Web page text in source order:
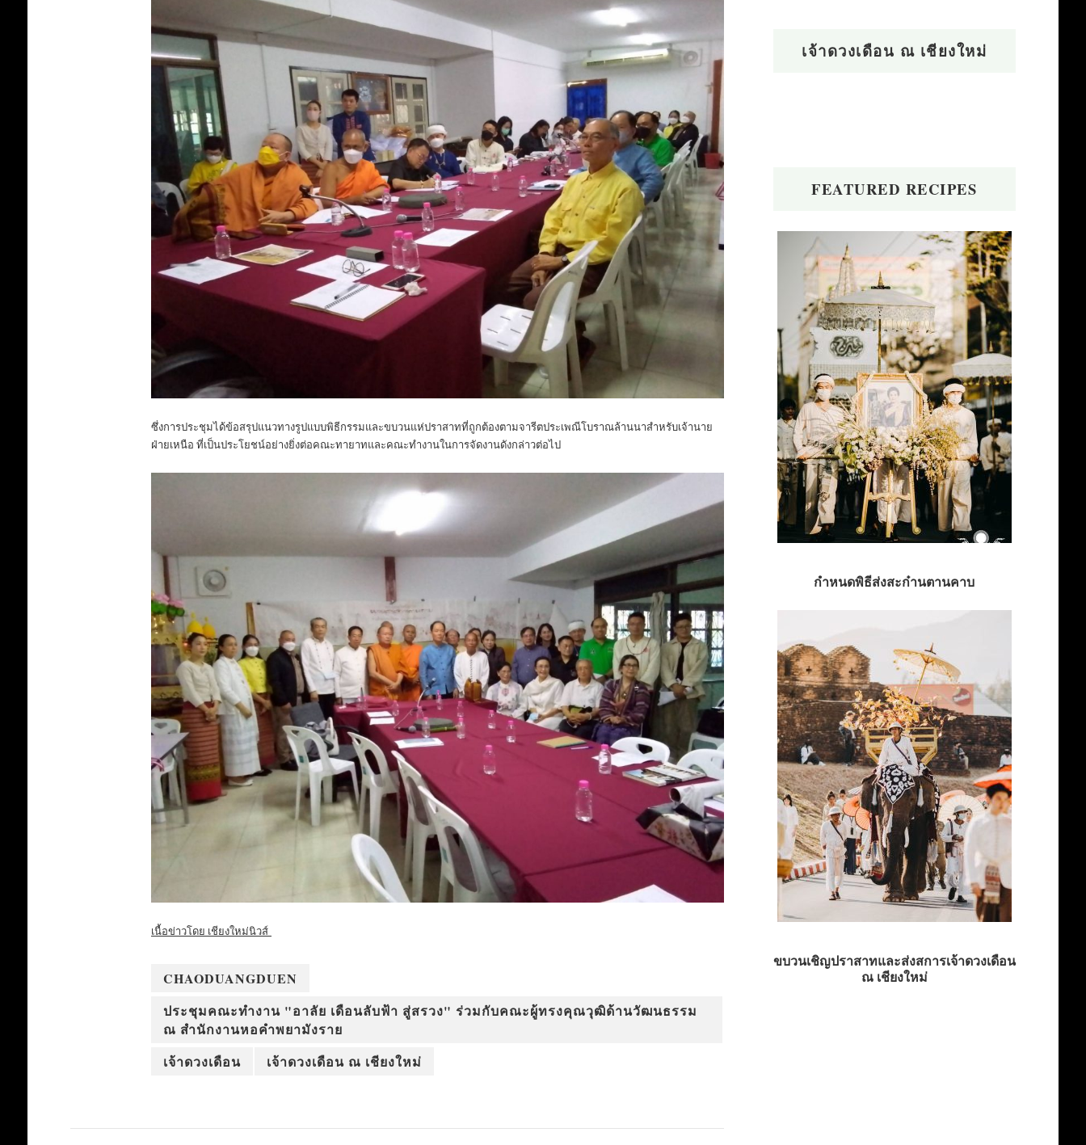
ซึ่งการประชุมได้ข้อสรุปแนวทางรูปแบบพิธีกรรมและขบวนแห่ปราสาทที่ถูกต้องตามจารีตประเพณีโบราณล้านนาสำหรับเจ้านาย
ฝ่ายเหนือ ที่เป็นประโยชน์อย่างยิ่งต่อคณะทายาทและคณะทำงานในการจัดงานดังกล่าวต่อไป
เนื้อข่าวโดย เชียงใหม่นิวส์
CHAODUANGDUEN
ประชุมคณะทำงาน "อาลัย เดือนลับฟ้า สู่สรวง" ร่วมกับคณะผู้ทรงคุณวุฒิด้านวัฒนธรรม
ณ สำนักงานหอคำพยามังราย
เจ้าดวงเดือน
เจ้าดวงเดือน ณ เชียงใหม่
เจ้าดวงเดือน ณ เชียงใหม่
FEATURED RECIPES
กำหนดพิธีส่งสะก๋านตานคาบ
ขบวนเชิญปราสาทและส่งสการเจ้าดวงเดือน
ณ เชียงใหม่